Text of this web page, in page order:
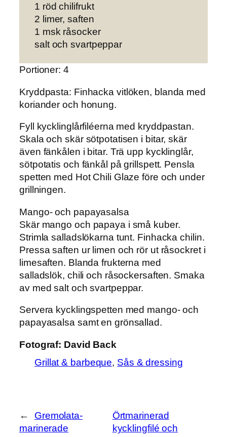
1 röd chilifrukt
2 limer, saften
1 msk råsocker
salt och svartpeppar
Portioner: 4
Kryddpasta: Finhacka vitlöken, blanda med
koriander och honung.
Fyll kycklinglårfiléerna med kryddpastan.
Skala och skär sötpotatisen i bitar, skär
även fänkålen i bitar. Trä upp kycklinglår,
sötpotatis och fänkål på grillspett. Pensla
spetten med Hot Chili Glaze före och under
grillningen.
Mango- och papayasalsa
Skär mango och papaya i små kuber.
Strimla salladslökarna tunt. Finhacka chilin.
Pressa saften ur limen och rör ut råsockret i
limesaften. Blanda frukterna med
salladslök, chili och råsockersaften. Smaka
av med salt och svartpeppar.
Servera kycklingspetten med mango- och
papayasalsa samt en grönsallad.
Fotograf: David Back
Grillat & barbeque, Sås & dressing
←
Gremolata-
marinerade
Örtmarinerad
kycklingfilé och